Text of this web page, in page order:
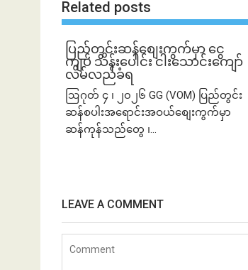
Related posts
ပြည်တွင်းဆန်စျေးကွက်မှာ ငွေ
ကျပ် သိန်းပေါင်း ငါး​သောင်းကျော်
လိမ်လည်ခံရ
ဩဂုတ် ၄ ၊ ၂၀၂၆ GG (VOM) ပြည်တွင်း
ဆန်စပါးအရောင်းအဝယ်စျေးကွက်မှာ
ဆန်ကုန်သည်တွေ ၊...
LEAVE A COMMENT